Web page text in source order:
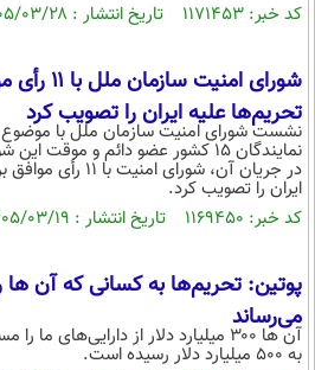
مجله تصویری سلاح
ورزش
سرگرمی
فناوری
محیط زیست
سلامت
خواندنی ها و دیدنی
پیامک
روانشناسی
آموزش زبان
کد خبر: ۱۱۷۱۴۵۳ تاریخ انتشار : ۱۴۰۵/۰۳/۲۸
شورای
تحریم‌ها علیه ایران را تصویب کرد
نشست شورای امنیت سازمان ملل با موضوع
نمایندگان ۱۵ کشور عضو دائم و موقت
در جریان آن،
ایران را تصویب کرد.
کد خبر: ۱۱۶۹۴۵۰ تاریخ انتشار : ۱۴۰۵/۰۳/۱۹
پوتین: تحریم‌ها به کسانی که آن
می‌رساند
آن ها ۳۰۰ میلیارد دلار از دارایی‌های
به ۵۰۰ میلیارد دلار رسیده است.